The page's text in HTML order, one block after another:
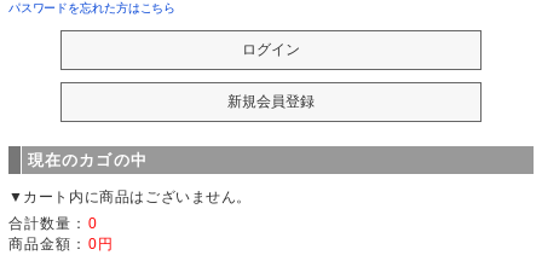
パスワードを忘れた方はこちら
現在のカゴの中
▼カート内に商品はございません。
合計数量： 0
商品金額： 0円